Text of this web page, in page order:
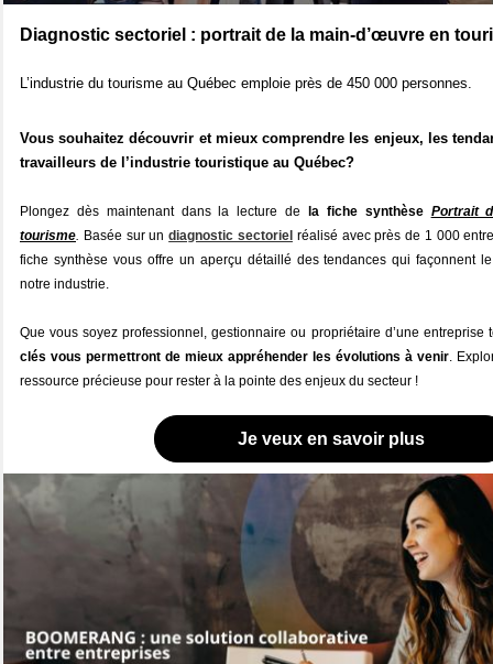
Diagnostic sectoriel : portrait de la main-d’œuvre en
L’industrie du tourisme au Québec emploie près de 450 000 personnes.
Vous souhaitez découvrir et mieux comprendre les enjeux, les
travailleurs de l’industrie touristique au Québec?
Plongez dès maintenant dans la lecture de la fiche synthèse Portrait
tourisme. Basée sur undiagnostic sectoriel réalisé avec près de 1 000
fiche synthèse vous offre un aperçu détaillé des tendances qui façonnent
notre industrie.
Que vous soyez professionnel, gestionnaire ou propriétaire d’une entreprise
clés vous permettront de mieux appréhender les évolutions à venir.
ressource précieuse pour rester à la pointe des enjeux du secteur !
Je veux en savoir plus